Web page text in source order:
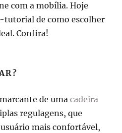
com a mobília. Hoje
de como escolher
Confira!
de umacadeira
regulagens, que
mais confortável,